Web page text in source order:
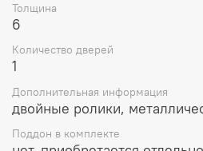
Толщина
6
Количество дверей
1
Дополнительная информация
двойные ролики,
Поддон в комплекте